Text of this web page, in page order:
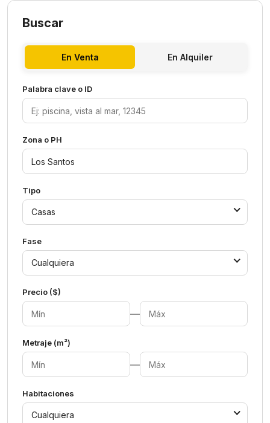
Buscar
En Venta En Alquiler
Palabra clave o ID
Zona o PH
Tipo
Casas
Fase
Cualquiera
Precio ($)
—
Metraje (m²)
—
Habitaciones
Cualquiera